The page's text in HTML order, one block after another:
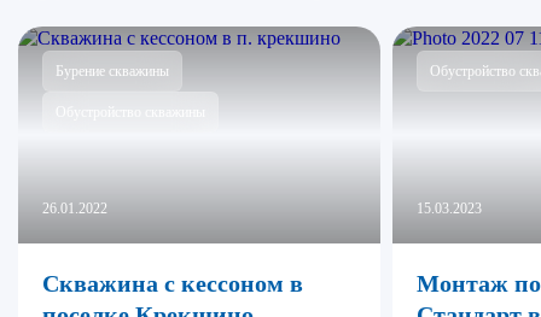
Бурение скважины
Обустройство скважины
26.01.2022
Скважина с кессоном в
Обустройство
15.03.2023
Монтаж